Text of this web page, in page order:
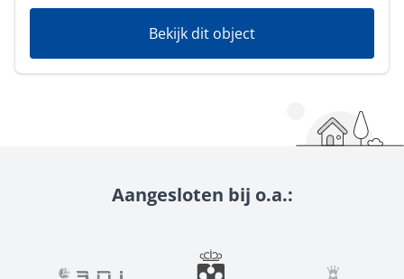
Bekijk dit object
Aangesloten bij o.a.: